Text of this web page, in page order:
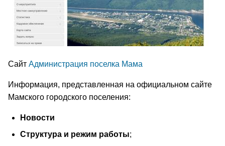
Сайт Администрация поселка Мама
Информация, представленная на официальном сайте
Мамского городского поселения:
Новости
Структура и режим работы;